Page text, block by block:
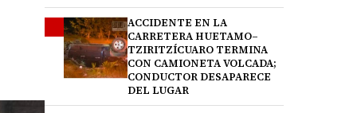
ACCIDENTE EN LA
CARRETERA HUETAMO–
TZIRITZÍCUARO TERMINA
CON CAMIONETA VOLCADA;
CONDUCTOR DESAPARECE
DEL LUGAR